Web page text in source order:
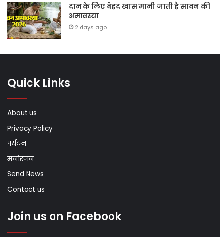
दान के लिए बेहद खास मानी जाती है सावन की
अमावस्या
2 days ago
Quick Links
About us
Privacy Policy
पर्यटन
मनोरंजन
Send News
Contact us
Join us on Facebook